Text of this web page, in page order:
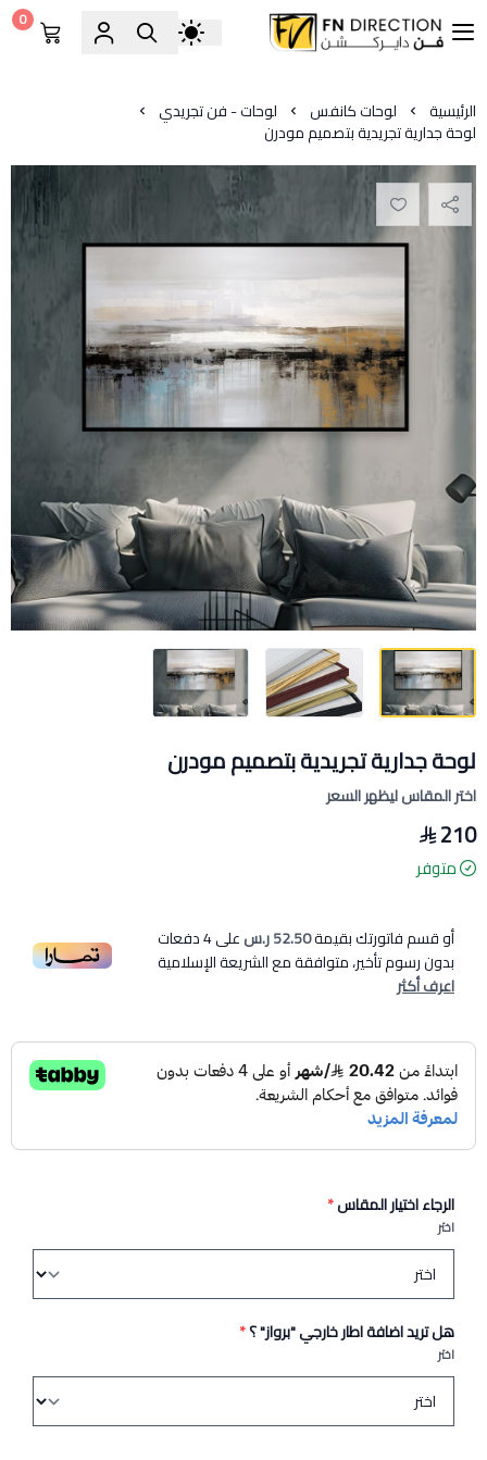
فن دايركشن
0
الرئيسية لوحات كانفس لوحات - فن تجريدي
لوحة جدارية تجريدية بتصميم مودرن
لوحة جدارية تجريدية بتصميم مودرن
اختر المقاس ليظهر السعر
210
متوفر
أو قسم فاتورتك بقيمة52.50 ر.س على4دفعات
بدون رسوم تأخير، متوافقة مع الشريعة الإسلامية
اعرف أكثر
الرجاء اختيار المقاس*
اختر
هل تريد اضافة اطار خارجي "برواز" ؟*
اختر